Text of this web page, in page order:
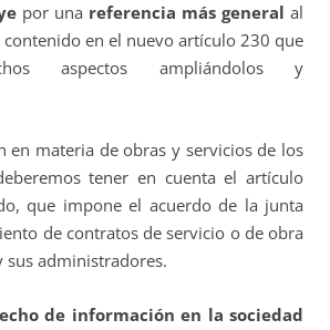
por una referencia más general al
contenido en el nuevo artículo 230 que
aspectos ampliándolos y
en materia de obras y servicios de los
tener en cuenta el artículo
que impone el acuerdo de la junta
de contratos de servicio o de obra
sus administradores.
de información en la sociedad